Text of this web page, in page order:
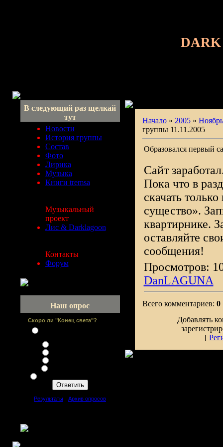
В следующий раз щелкай
тут
Новости
История группы
Состав
Фото
Лирика
Музыка
Книги tremsa
Музыкальный
проект
Лис & Darklagoon
Контакты
Форум
Наш опрос
Скоро ли "Конец света"?
Результаты Архив опросов
Начало» 2005 » Ноябрь
группы 11.11.2005
Образовался первый
Сайт
Пока что в
скачать
существо».
квартирнике.
оставляйте
сообщения!
Просмотров:
DanLAGUNA
Всего комментариев: 0
Добавлять
[